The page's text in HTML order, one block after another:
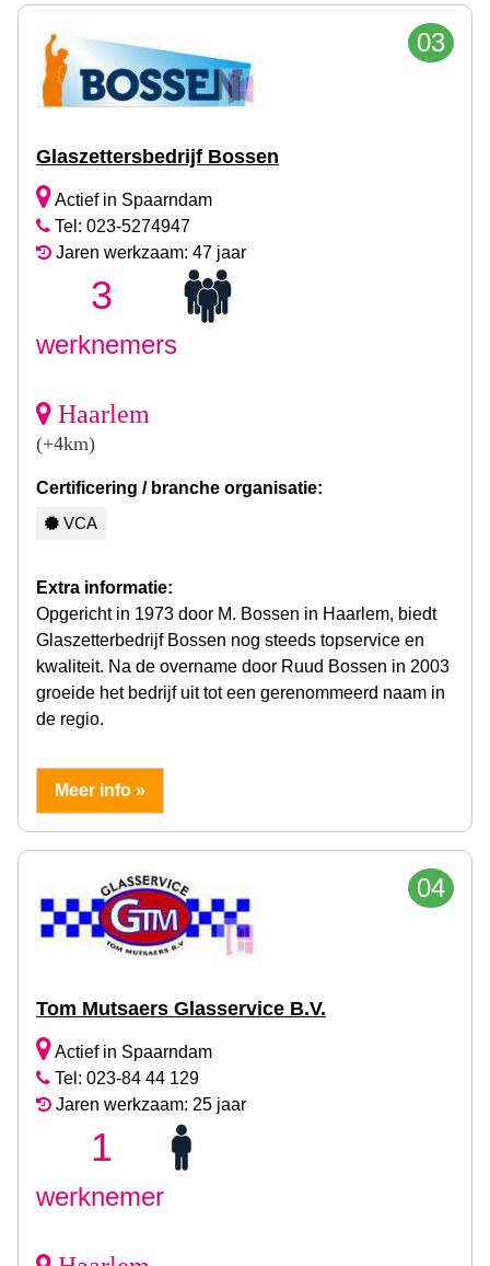
03
Glaszettersbedrijf Bossen
Actief in Spaarndam
Tel: 023-5274947
Jaren werkzaam: 47 jaar
3
werknemers
Haarlem
(+4km)
Certificering / branche organisatie:
VCA
Extra informatie:
Opgericht in 1973 door M. Bossen in Haarlem, biedt
Glaszetterbedrijf Bossen nog steeds topservice en
kwaliteit. Na de overname door Ruud Bossen in 2003
groeide het bedrijf uit tot een gerenommeerd naam in
de regio.
Meer info »
04
Tom Mutsaers Glasservice B.V.
Actief in Spaarndam
Tel: 023-84 44 129
Jaren werkzaam: 25 jaar
1
werknemer